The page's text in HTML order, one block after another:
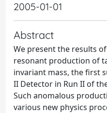
2005-01-01
Abstract
We present the results
resonant production of
invariant mass, the first
II Detector in Run II of
Such anomalous
various new physics